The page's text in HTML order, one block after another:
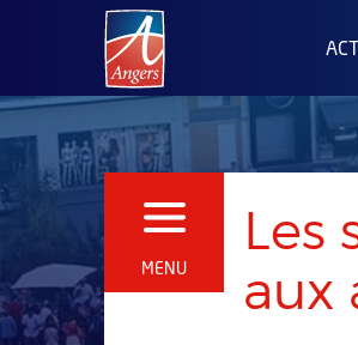
Angers.fr : Retour à
MENU
OUVRIR LE MENU
Les
aux